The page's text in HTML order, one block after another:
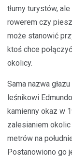
tłumy turystów,
rowerem czy
może stanowić
ktoś chce
okolicy.
Sama nazwa
leśnikowi
kamienny okaz w
zalesianiem okolic
metrów na
Postanowiono go